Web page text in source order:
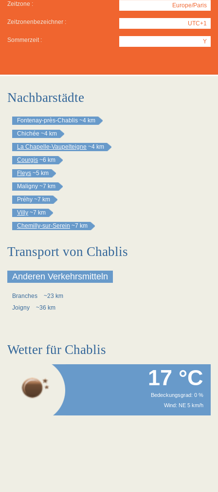
Zeitzone : Europe/Paris
Zeitzonenbezeichner : UTC+1
Sommerzeit : Y
Nachbarstädte
Fontenay-près-Chablis ~4 km
Chichée ~4 km
La Chapelle-Vaupelteigne ~4 km
Courgis ~6 km
Fleys ~5 km
Maligny ~7 km
Préhy ~7 km
Villy ~7 km
Chemilly-sur-Serein ~7 km
Transport von Chablis
Anderen Verkehrsmitteln
Branches
~23 km
Joigny
~36 km
Wetter für Chablis
17 °C
Bedeckungsgrad: 0 %
Wind: NE 5 km/h